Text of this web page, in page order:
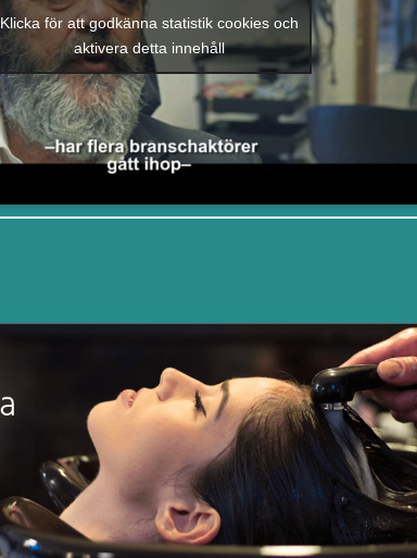
Klicka för att godkänna statistik cookies och
aktivera detta innehåll